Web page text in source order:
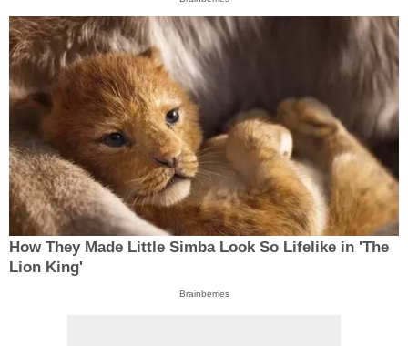
How They Made Little Simba Look So Lifelike in 'The
Lion King'
Brainberries